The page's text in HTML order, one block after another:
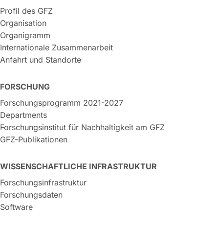
Profil des GFZ
Organisation
Organigramm
Internationale Zusammenarbeit
Anfahrt und Standorte
FORSCHUNG
Forschungsprogramm 2021-2027
Departments
Forschungsinstitut für Nachhaltigkeit am GFZ
GFZ-Publikationen
WISSENSCHAFTLICHE INFRASTRUKTUR
Forschungsinfrastruktur
Forschungsdaten
Software